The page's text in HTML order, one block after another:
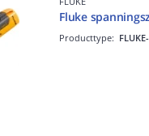
Fluke
Producttype: